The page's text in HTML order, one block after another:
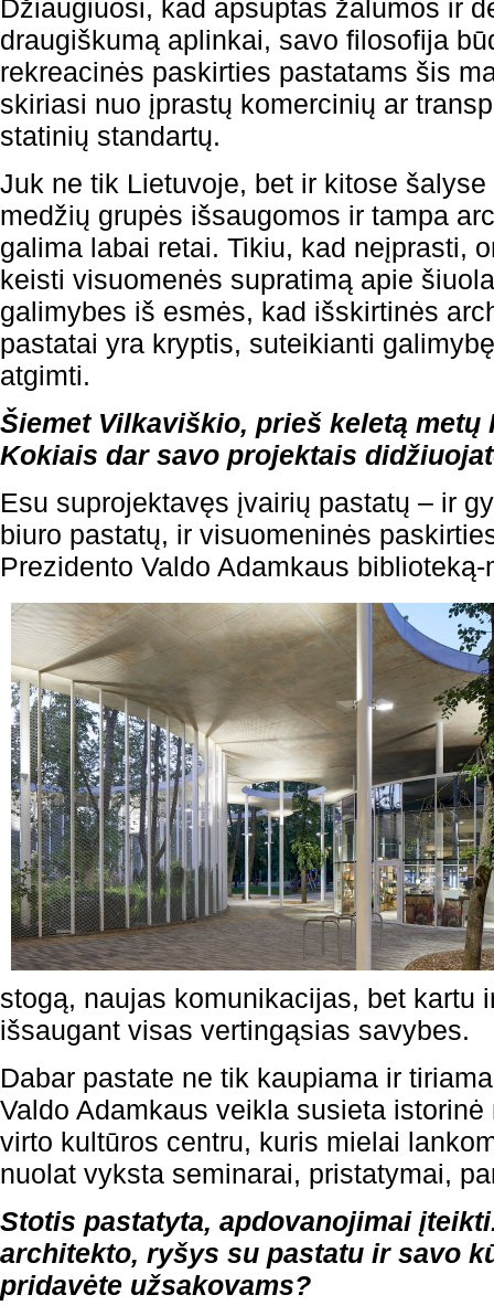
Džiaugiuosi, kad apsuptas žalumos ir
draugiškumą aplinkai, savo filosofija
rekreacinės paskirties pastatams šis
skiriasi nuo įprastų komercinių ar
statinių standartų.
Juk ne tik Lietuvoje, bet ir kitose
medžių grupės išsaugomos ir tampa
galima labai retai. Tikiu, kad neįprasti,
keisti visuomenės supratimą apie
galimybes iš esmės, kad išskirtinės
pastatai yra kryptis, suteikianti
atgimti.
Šiemet Vilkaviškio, prieš keletą
Kokiais dar savo projektais
Esu suprojektavęs įvairių pastatų – ir
biuro pastatų, ir visuomeninės
Prezidento Valdo Adamkaus
stogą, naujas komunikacijas, bet kartu
išsaugant visas vertingąsias savybes.
Dabar pastate ne tik kaupiama ir
Valdo Adamkaus veikla susieta
virto kultūros centru, kuris mielai
nuolat vyksta seminarai, pristatymai,
Stotis pastatyta, apdovanojimai
architekto, ryšys su pastatu ir savo
pridavėte užsakovams?